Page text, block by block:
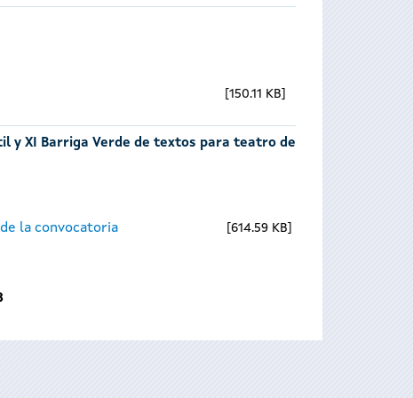
150.11 KB
y XI Barriga Verde de textos para teatro de
la convocatoria 614.59 KB